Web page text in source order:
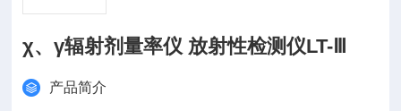
χ、γ辐射剂量率仪 放射性检测仪LT-Ⅲ
产品简介